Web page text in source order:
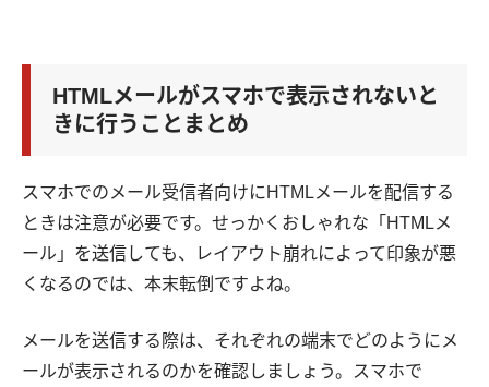
HTMLメールがスマホで表示されないと
きに行うことまとめ
スマホでのメール受信者向けにHTMLメールを配信する
ときは注意が必要です。せっかくおしゃれな「HTMLメ
ール」を送信しても、レイアウト崩れによって印象が悪
くなるのでは、本末転倒ですよね。
メールを送信する際は、それぞれの端末でどのようにメ
ールが表示されるのかを確認しましょう。スマホで